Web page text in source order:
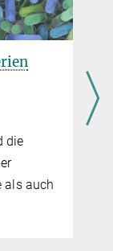
die
als auch